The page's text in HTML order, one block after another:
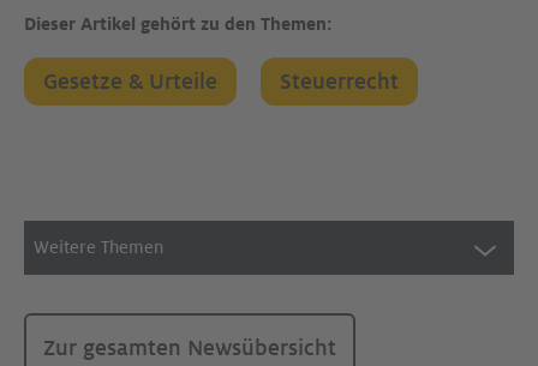
Dieser Artikel gehört zu den Themen:
Gesetze & Urteile Steuerrecht
Weitere Themen
Zur gesamten Newsübersicht